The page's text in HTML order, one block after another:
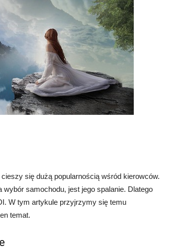
się dużą popularnością wśród kierowców.
samochodu, jest jego spalanie. Dlatego
W tym artykule przyjrzymy się temu
temat.